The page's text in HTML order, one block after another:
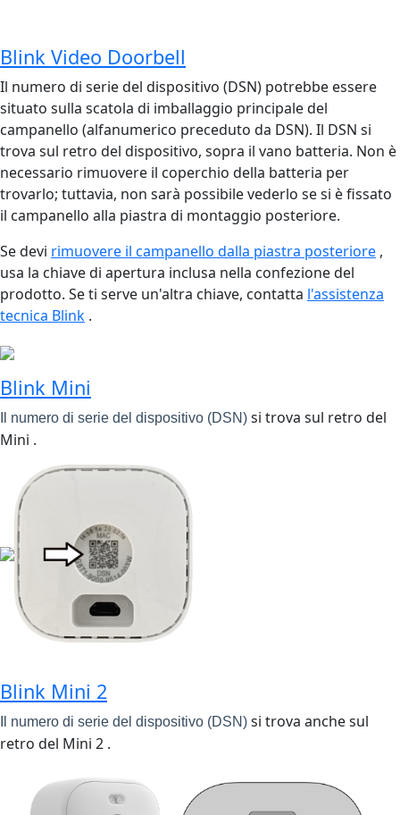
Blink Video Doorbell
Il numero di serie del dispositivo (DSN) potrebbe essere
situato sulla scatola di imballaggio principale del
campanello (alfanumerico preceduto da DSN). Il DSN si
trova sul retro del dispositivo, sopra il vano batteria. Non è
necessario rimuovere il coperchio della batteria per
trovarlo; tuttavia, non sarà possibile vederlo se si è fissato
il campanello alla piastra di montaggio posteriore.
Se devi rimuovere il campanello dalla piastra posteriore ,
usa la chiave di apertura inclusa nella confezione del
prodotto. Se ti serve un'altra chiave, contatta l'assistenza
tecnica Blink .
Blink Mini
Il numero di serie del dispositivo (DSN) si trova sul retro del
Mini .
Blink Mini 2
Il numero di serie del dispositivo (DSN) si trova anche sul
retro del Mini 2 .